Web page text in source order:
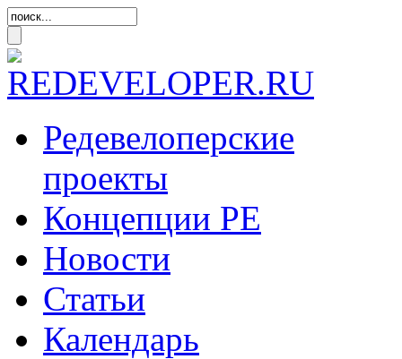
Редевелоперские
проекты
Концепции РЕ
Новости
Статьи
Календарь